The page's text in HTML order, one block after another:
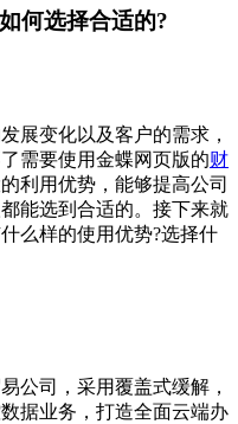
何选择合适的?
变化以及客户的需求，
需要使用金蝶网页版的财
利用优势，能够提高公司
能选到合适的。接下来就
么样的使用优势?选择什
司，采用覆盖式缓解，
据业务，打造全面云端办